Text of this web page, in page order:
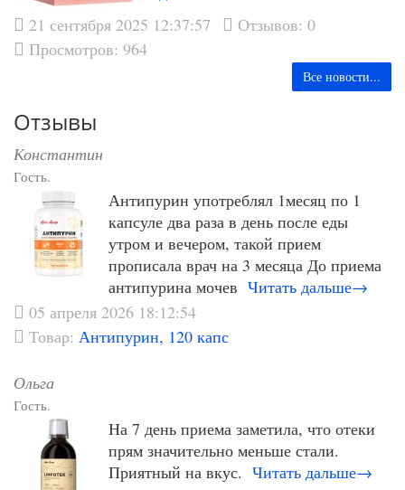
21 сентября 2025 12:37:57
Отзывов: 0
Просмотров: 964
Все новости...
Отзывы
Константин
Гость.
Антипурин употреблял 1месяц по 1
капсуле два раза в день после еды
утром и вечером, такой прием
прописала врач на 3 месяца До приема
антипурина мочев Читать дальше→
05 апреля 2026 18:12:54
Товар: Антипурин, 120 капс
Ольга
Гость.
На 7 день приема заметила, что отеки
прям значительно меньше стали.
Приятный на вкус. Читать дальше→